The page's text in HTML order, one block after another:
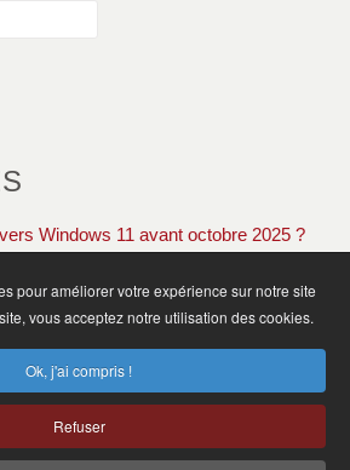
Windows 11 avant octobre 2025 ?
ACTUALITÉS PLAN DU SITE
LÉGALES CGV CONTACT
pour améliorer votre expérience sur notre site
vous acceptez notre utilisation des cookies.
Ok, j'ai compris !
Refuser